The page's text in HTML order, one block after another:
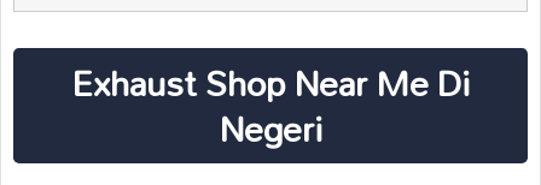
Exhaust Shop Near Me Di
Negeri